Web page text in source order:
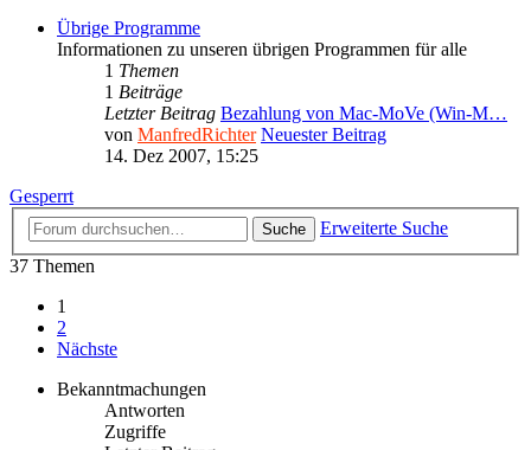
Übrige Programme
Informationen zu unseren übrigen Programmen für alle
1 Themen
1 Beiträge
Letzter Beitrag Bezahlung von Mac-MoVe (Win-M…
von ManfredRichter Neuester Beitrag
14. Dez 2007, 15:25
Gesperrt
Suche
Erweiterte Suche
37 Themen
1
2
Nächste
Bekanntmachungen
Antworten
Zugriffe